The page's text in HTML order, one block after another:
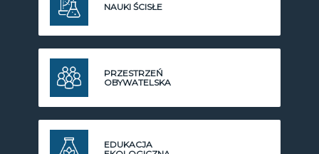
NAUKI ŚCISŁE
PRZESTRZEŃ
OBYWATELSKA
EDUKACJA